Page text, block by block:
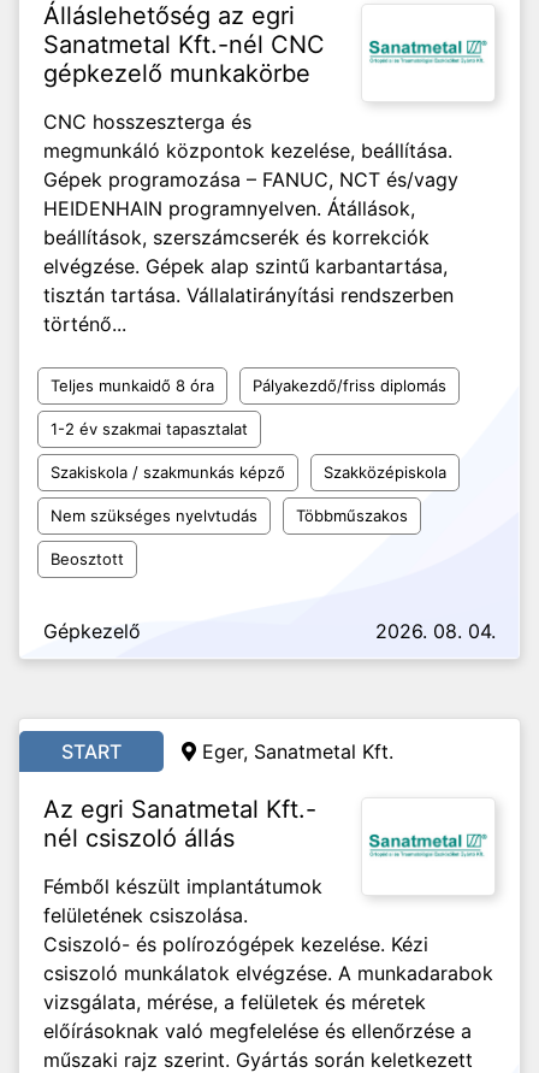
Álláslehetőség az egri
Sanatmetal Kft.-nél CNC
gépkezelő munkakörbe
CNC hosszeszterga és
megmunkáló központok kezelése, beállítása.
Gépek programozása – FANUC, NCT és/vagy
HEIDENHAIN programnyelven. Átállások,
beállítások, szerszámcserék és korrekciók
elvégzése. Gépek alap szintű karbantartása,
tisztán tartása. Vállalatirányítási rendszerben
történő...
Teljes munkaidő 8 óra Pályakezdő/friss diplomás
1-2 év szakmai tapasztalat
Szakiskola / szakmunkás képző Szakközépiskola
Nem szükséges nyelvtudás Többműszakos
Beosztott
Gépkezelő 2026. 08. 04.
START Eger, Sanatmetal Kft.
Az egri Sanatmetal Kft.-
nél csiszoló állás
Fémből készült implantátumok
felületének csiszolása.
Csiszoló- és polírozógépek kezelése. Kézi
csiszoló munkálatok elvégzése. A munkadarabok
vizsgálata, mérése, a felületek és méretek
előírásoknak való megfelelése és ellenőrzése a
műszaki rajz szerint. Gyártás során keletkezett